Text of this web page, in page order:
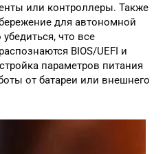
или контроллеры. Также
для автономной
что все
BIOS/UEFI и
параметров питания
от батареи или внешнего